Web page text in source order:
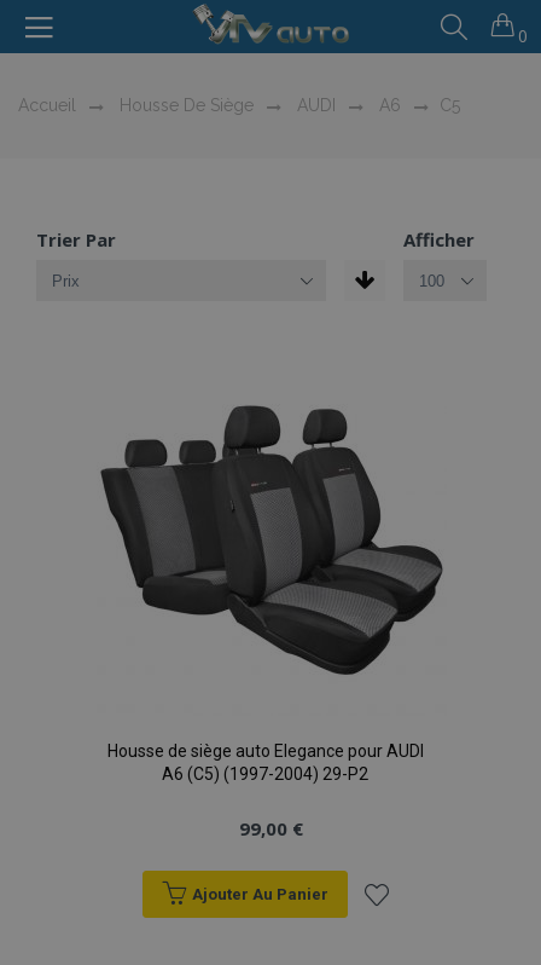
0
Accueil Housse De Siège AUDI A6 C5
Trier Par Afficher
Housse de siège auto Elegance pour AUDI
A6 (C5) (1997-2004) 29-P2
99,00 €
Ajouter Au Panier